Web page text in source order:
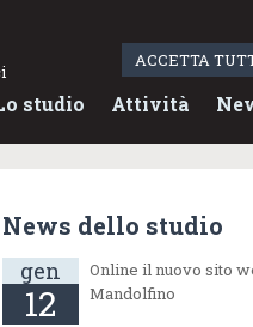
ACCETTA
studio Attività
News dello studio
gen
12
Online il nuovo sito
Mandolfino